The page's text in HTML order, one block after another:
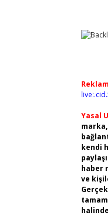
Yasal
kendi
haber
ve